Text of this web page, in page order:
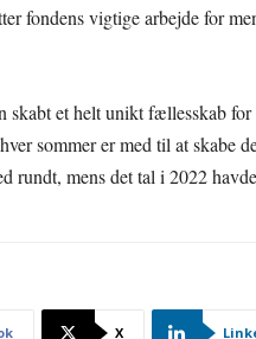
fondens vigtige arbejde for
skabt et helt unikt fællesskab
sommer er med til at skabe
rundt, mens det tal i 2022
X